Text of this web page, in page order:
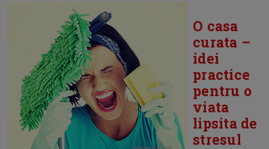
O casa
curata –
idei
practice
pentru o
viata
lipsita de
stresul